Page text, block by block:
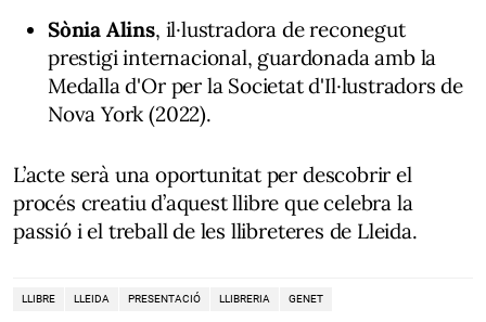
Sònia Alins, il·lustradora de reconegut
prestigi internacional, guardonada amb la
Medalla d'Or per la Societat d'Il·lustradors de
Nova York (2022).
L’acte serà una oportunitat per descobrir el
procés creatiu d’aquest llibre que celebra la
passió i el treball de les llibreteres de Lleida.
LLIBRE LLEIDA PRESENTACIÓ LLIBRERIA GENET